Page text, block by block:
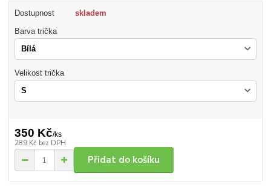
Dostupnost skladem
Barva trička
Velikost trička
350 Kč/ks
289 Kč bez DPH
Přidat do košíku